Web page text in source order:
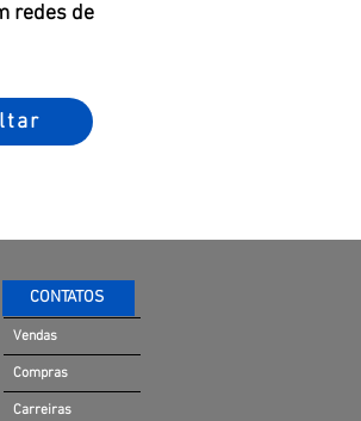
redes de
CONTATOS
Vendas
Compras
Carreiras